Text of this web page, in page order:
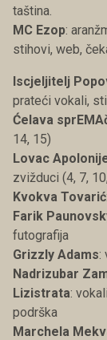
taština.
MC Ezop:
stihovi, web,
Iscjeljitelj
prateći vokali,
Ćelava
14, 15)
Lovac
zvižduci (4, 7,
Kvokva Tovarić
Farik
futografija
Grizzly Adams:
Nadrizubar
Lizistrata:
podrška
Marchela